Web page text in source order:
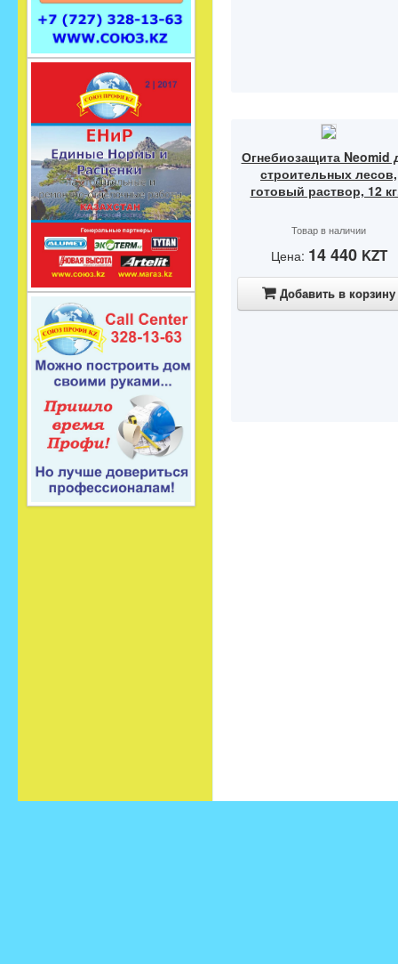
Огнебиозащита Neomid
строительных лесов,
готовый раствор, 12
Товар в наличии
Цена: 14 440 KZT
Добавить в корзину